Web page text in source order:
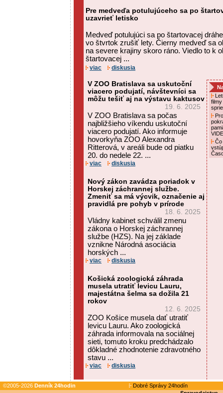
Pre medveďa potulujúceho sa po
uzavrieť letisko
Medveď potulujúci sa po štartovacej
vo štvrtok zrušiť lety. Čierny medveď sa
na severe krajiny skoro ráno. Viedlo to k
štartovacej ...
viac diskusia
V ZOO Bratislava sa uskutoční
viacero podujatí, návštevníci sa
môžu tešiť aj na výstavu kaktusov
19. 6. 2025
V ZOO Bratislava sa počas
najbližšieho víkendu uskutoční
viacero podujatí. Ako informuje
hovorkyňa ZOO Alexandra
Ritterová, v areáli bude od piatku
20. do nedele 22. ...
viac diskusia
Nový zákon zavádza poriadok v
Horskej záchrannej službe.
Zmeniť sa má výcvik, označenie aj
pravidlá pre pohyb v prírode
18. 6. 2025
Vládny kabinet schválil zmenu
zákona o Horskej záchrannej
službe (HZS). Na jej základe
vznikne Národná asociácia
horských ...
viac diskusia
Košická zoologická záhrada
musela utratiť levicu Lauru,
majestátna šelma sa dožila 21
rokov
12. 6. 2025
ZOO Košice musela dať utratiť
levicu Lauru. Ako zoologická
záhrada informovala na sociálnej
sieti, tomuto kroku predchádzalo
dôkladné zhodnotenie zdravotného
stavu ...
viac diskusia
Čo
©2005-2026 Denník 24hodin
Dobré Správy 24hodín